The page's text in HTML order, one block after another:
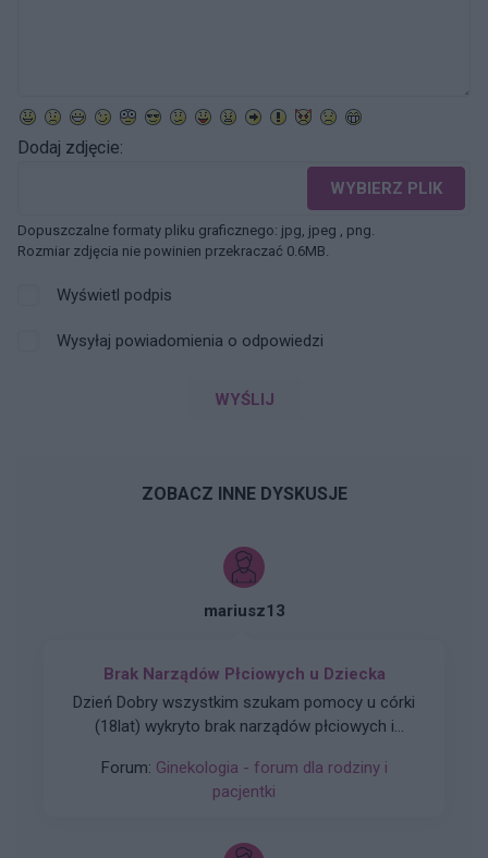
Dodaj zdjęcie:
WYBIERZ PLIK
Dopuszczalne formaty pliku graficznego: jpg, jpeg , png.
Rozmiar zdjęcia nie powinien przekraczać 0.6MB.
Wyświetl podpis
Wysyłaj powiadomienia o odpowiedzi
WYŚLIJ
ZOBACZ INNE DYSKUSJE
mariusz13
Brak Narządów Płciowych u Dziecka
Dzień Dobry wszystkim szukam pomocy u córki
(18lat) wykryto brak narządów płciowych i
plastyka namiary godnego polecenia nie za
miliony Dziękuję
Forum: Ginekologia - forum dla rodziny i
pacjentki